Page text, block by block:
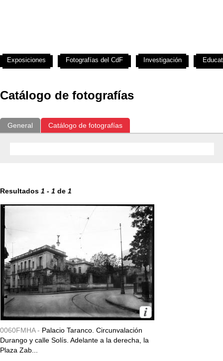
Catálogo de fotografías
General Catálogo de fotografías
Resultados 1 - 1 de 1
0060FMHA - Palacio Taranco. Circunvalación
Durango y calle Solís. Adelante a la derecha, la
Plaza Zab...
Exposiciones Fotografías del CdF Investigación